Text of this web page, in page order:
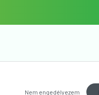
Nem engedélyezem